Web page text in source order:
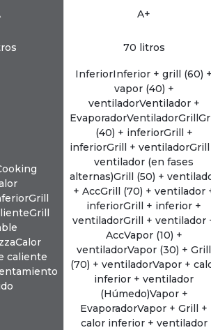
A+
70 litros
caliente
InferiorInferior + grill (60) +
vapor (40) +
ventiladorVentilador +
(40) + inferiorGrill +
inferiorGrill + ventiladorGrill
ventilador (en fases
alternas)Grill (50) +
+ AccGrill (70) + ventilador
inferiorGrill + inferior +
ventiladorGrill + ventilador
AccVapor (10) +
ventiladorVapor (30) + Grill
(70) + ventiladorVapor +
inferior + ventilador
(Húmedo)Vapor +
EvaporadorVapor + Grill +
calor inferior + ventilador